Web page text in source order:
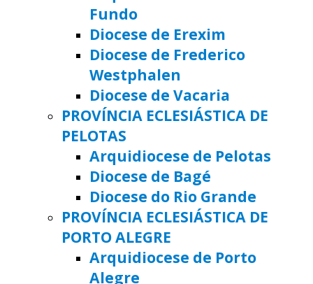
Fundo
Diocese de Erexim
Diocese de Frederico
Westphalen
Diocese de Vacaria
PROVÍNCIA ECLESIÁSTICA DE
PELOTAS
Arquidiocese de Pelotas
Diocese de Bagé
Diocese do Rio Grande
PROVÍNCIA ECLESIÁSTICA DE
PORTO ALEGRE
Arquidiocese de Porto
Alegre